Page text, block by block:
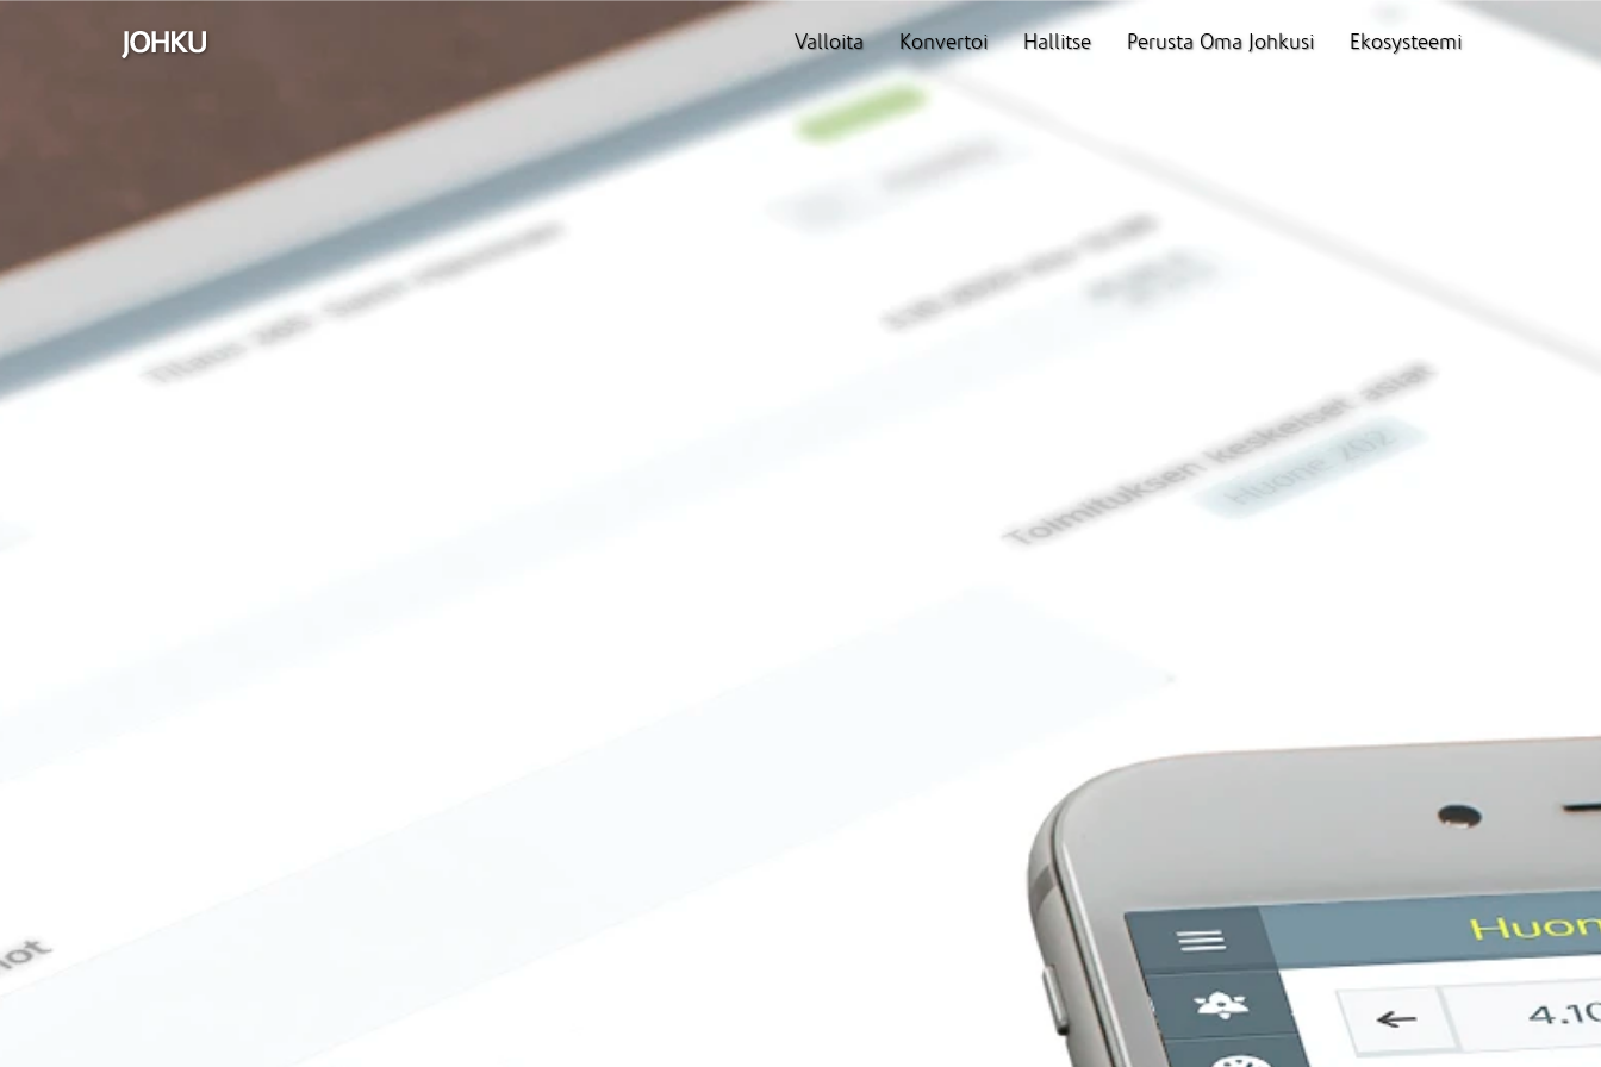
Valloita Konvertoi Hallitse Perusta Oma Johkusi Ekosysteemi